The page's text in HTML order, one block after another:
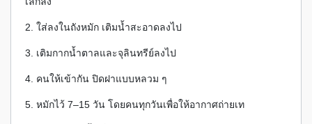
2. ใส่ลงในถังหมัก เติมน้ำสะอาดลงไป
3. เติมกากน้ำตาลและจุลินทรีย์ลงไป
4. คนให้เข้ากัน ปิดฝาแบบหลวม ๆ
5. หมักไว้ 7–15 วัน โดยคนทุกวันเพื่อให้อากาศถ่ายเท